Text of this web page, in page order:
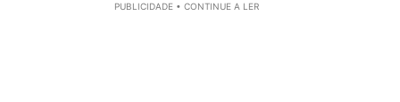
PUBLICIDADE • CONTINUE A LER